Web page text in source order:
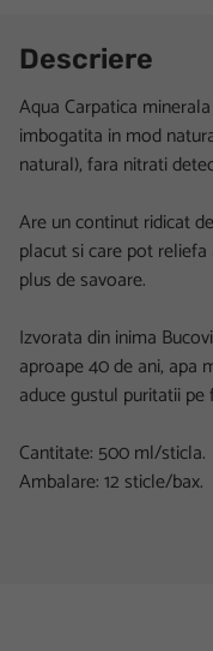
Descriere
Aqua Carpatica
imbogatita in mod
natural), fara nitrati
Are un continut ridicat
placut si care pot
plus de savoare.
Izvorata din inima
aproape 40 de ani, apa
aduce gustul puritatii pe
Cantitate: 500 ml/sticla.
Ambalare: 12 sticle/bax.